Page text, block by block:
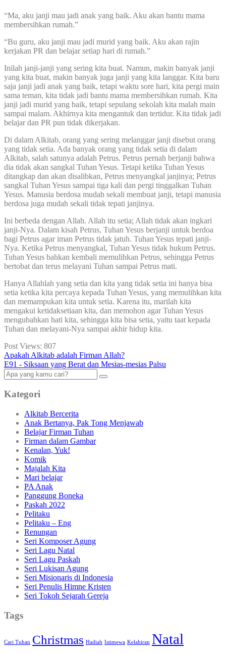
“Ma, aku janji mau jadi anak yang baik. Aku akan bantu mama
membersihkan rumah.”
“Bu guru, aku janji mau jadi murid yang baik. Aku akan rajin
kerjakan PR dan belajar setiap hari di rumah.”
Inilah janji-janji yang sering kita buat. Namun, makin banyak janji
yang kita buat, makin banyak juga janji yang kita langgar. Kita baru
saja janji jadi anak yang baik, tetapi waktu sore hari, kita pergi main
sama teman, kita tidak jadi bantu mama membersihkan rumah. Kita
janji jadi murid yang baik, tetapi sepulang sekolah kita malah main
sampai malam. Akhirnya kita mengantuk dan tertidur. Kita tidak jadi
belajar dan PR pun tidak dikerjakan.
Di dalam Alkitab, orang yang sering melanggar janji disebut orang
yang tidak setia. Ada banyak orang yang tidak setia di dalam
Alkitab, salah satunya adalah Petrus. Petrus pernah berjanji bahwa
dia tidak akan sangkal Tuhan Yesus. Tetapi ketika Tuhan Yesus
ditangkap dan akan disalibkan, Petrus menyangkal janjinya; Petrus
sangkal Tuhan Yesus sampai tiga kali dan pergi tinggalkan Tuhan
Yesus. Manusia berdosa mudah sekali membuat janji, tetapi manusia
berdosa juga mudah sekali tidak tepati janjinya.
Ini berbeda dengan Allah. Allah itu setia; Allah tidak akan ingkari
janji-Nya. Dalam kisah Petrus, Tuhan Yesus berjanji untuk berdoa
bagi Petrus agar iman Petrus tidak jatuh. Tuhan Yesus tepati janji-
Nya. Ketika Petrus menyangkal, Tuhan Yesus tidak hukum Petrus.
Tuhan Yesus bahkan kembali memulihkan Petrus, sehingga Petrus
bertobat dan terus melayani Tuhan sampai Petrus mati.
Hanya Allahlah yang setia dan kita yang tidak setia ini hanya bisa
setia ketika kita percaya kepada Tuhan Yesus, yang memulihkan kita
dan memampukan kita untuk setia. Karena itu, marilah kita
mengakui ketidaksetiaan kita, dan memohon agar Tuhan Yesus
mengubahkan hati kita, sehingga kita bisa setia, yaitu taat kepada
Tuhan dan melayani-Nya sampai akhir hidup kita.
Post Views: 807
Apakah Alkitab adalah Firman Allah?
E91 - Siksaan yang Berat dan Mesias-mesias Palsu
Kategori
Alkitab Bercerita
Anak Bertanya, Pak Tong Menjawab
Belajar Firman Tuhan
Firman dalam Gambar
Kenalan, Yuk!
Komik
Majalah Kita
Mari belajar
PA Anak
Panggung Boneka
Paskah 2022
Pelitaku
Pelitaku – Eng
Renungan
Seri Komposer Agung
Seri Lagu Natal
Seri Lagu Paskah
Seri Lukisan Agung
Seri Misionaris di Indonesia
Seri Penulis Himne Kristen
Seri Tokoh Sejarah Gereja
Tags
Cari Tuhan Christmas Hadiah Istimewa Kelahiran Natal